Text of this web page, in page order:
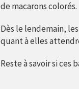
de macarons colorés.
Dès le lendemain,
quant à elles
Reste à savoir si